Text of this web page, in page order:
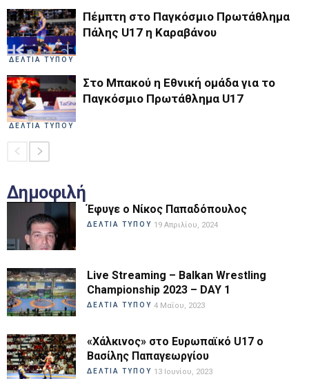
ΔΕΛΤΙΑ ΤΥΠΟΥ
Πέμπτη στο Παγκόσμιο Πρωτάθλημα
Πάλης U17 η Καραβάνου
ΔΕΛΤΙΑ ΤΥΠΟΥ
Στο Μπακού η Εθνική ομάδα για το
Παγκόσμιο Πρωτάθλημα U17
Δημοφιλή
Έφυγε ο Νίκος Παπαδόπουλος
ΔΕΛΤΙΑ ΤΥΠΟΥ 19 Απριλίου, 2024
Live Streaming – Balkan Wrestling
Championship 2023 – DAY 1
ΔΕΛΤΙΑ ΤΥΠΟΥ 4 Μαΐου, 2023
«Χάλκινος» στο Ευρωπαϊκό U17 ο
Βασίλης Παπαγεωργίου
ΔΕΛΤΙΑ ΤΥΠΟΥ 13 Ιουνίου, 2023